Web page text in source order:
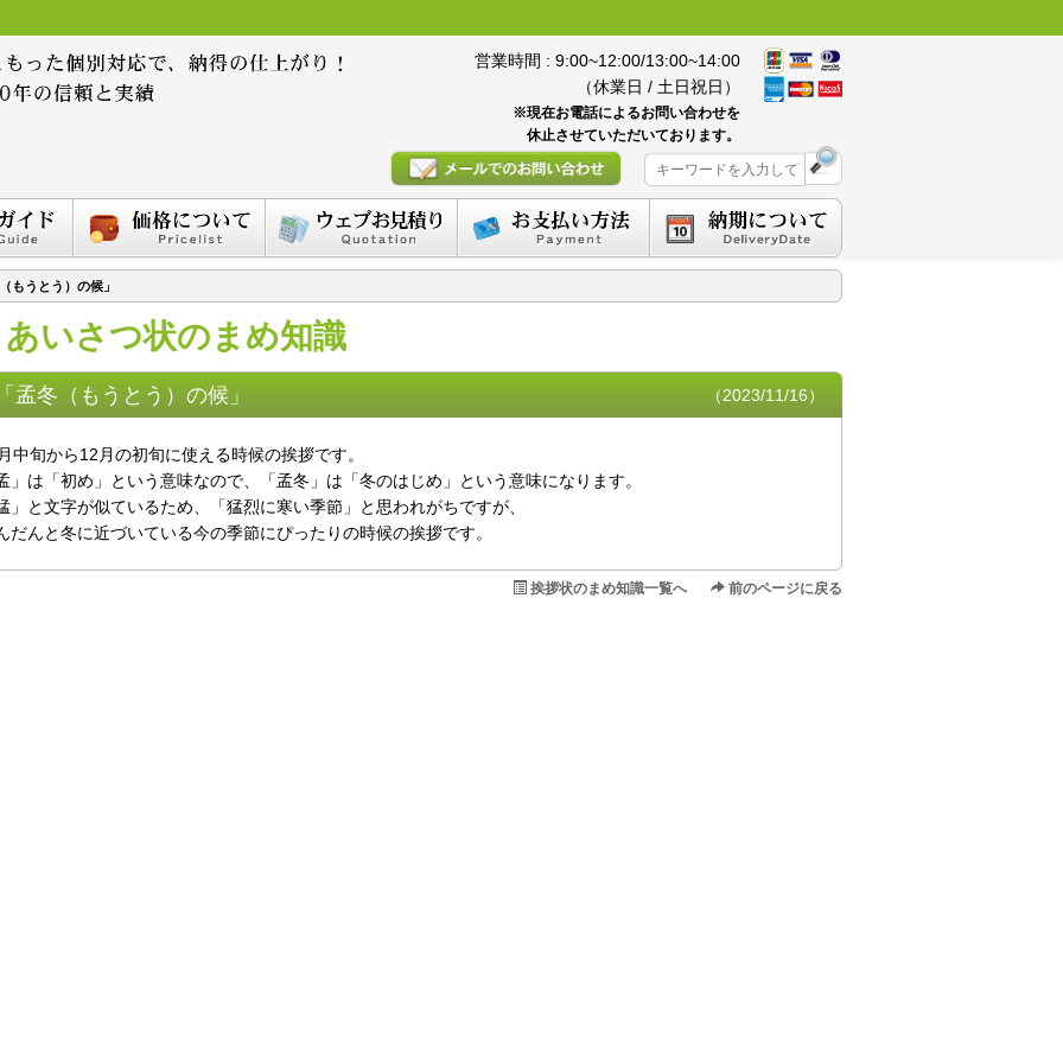
営業時間 : 9:00~12:00/13:00~14:00
（休業日 / 土日祝日）
※現在お電話によるお問い合わせを
休止させていただいております。
もうとう）の候」
あいさつ状のまめ知識
孟冬（もうとう）の候」 （2023/11/16）
中旬から12月の初旬に使える時候の挨拶です。
」は「初め」という意味なので、「孟冬」は「冬のはじめ」という意味になります。
」と文字が似ているため、「猛烈に寒い季節」と思われがちですが、
だんと冬に近づいている今の季節にぴったりの時候の挨拶です。
挨拶状のまめ知識一覧へ 前のページに戻る